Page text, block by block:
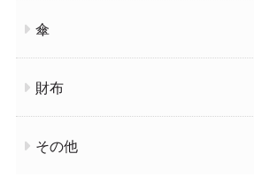
傘
財布
その他